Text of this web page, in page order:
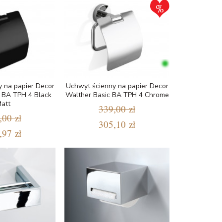
na papier Decor
TPH 4 Black
zł
zł
Uchwyt ścienny na papier Decor
Walther Basic BA TPH 4 Chrome
339,00 zł
305,10 zł